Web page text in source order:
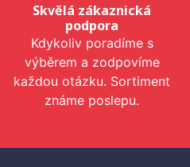
Skvělá zákaznická
podpora
Kdykoliv poradíme s
výběrem a zodpovíme
každou otázku. Sortiment
známe poslepu.